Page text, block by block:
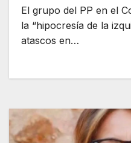
El grupo del PP en el
la “hipocresía de la
atascos en…